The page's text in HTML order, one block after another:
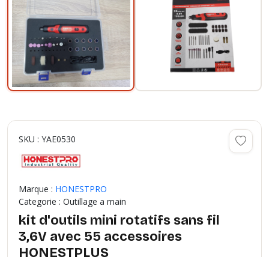
SKU : YAE0530
Marque : HONESTPRO
Categorie : Outillage a main
kit d'outils mini rotatifs sans fil
3,6V avec 55 accessoires
HONESTPLUS